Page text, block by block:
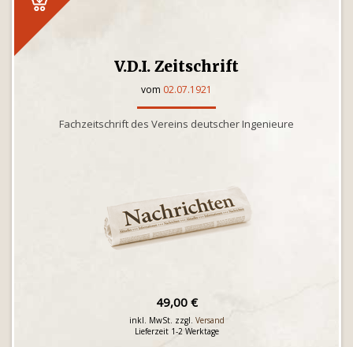
V.D.I. Zeitschrift
vom 02.07.1921
Fachzeitschrift des Vereins deutscher Ingenieure
49,00 €
inkl. MwSt. zzgl. Versand
Lieferzeit 1-2 Werktage